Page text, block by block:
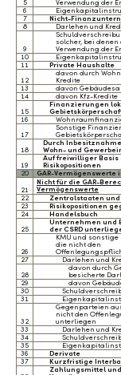
5 Verwendung der
6
7
Nicht-
8
Darlehen und
9
solcher, bei denen
Verwendung der
10
11
Private Haushalte
12
davon durch
Kredite
13
davon
14
davon Kfz-Kredite
15
Finanzierungen
16
17
Sonstige
18
Durch
Wohn- und
19
Auf freiwilliger Basis
Risikopositionen
20
GAR-Vermögenswerte
21
Nicht für die GAR-
Vermögenswerte
22
Zentralstaaten
23
Risikopositionen
24
Handelsbuch
25
Unternehmen und
der CSRD
26
KMU und
die nicht den
27
Darlehen und
28
davon durch
besicherte
29
davon
30
31
32
Gegenparteien
nicht den
unterliegen
33
Darlehen und
34
35
36
Derivate
37
Kurzfristige
Zahlungsmittel